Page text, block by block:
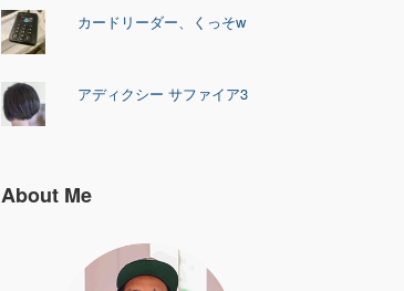
カードリーダー、くっそw
アディクシー サファイア3
About Me